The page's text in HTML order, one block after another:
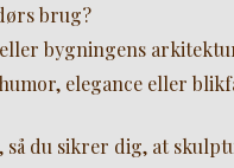
brug?
bygningens
elegance eller
du sikrer dig, at